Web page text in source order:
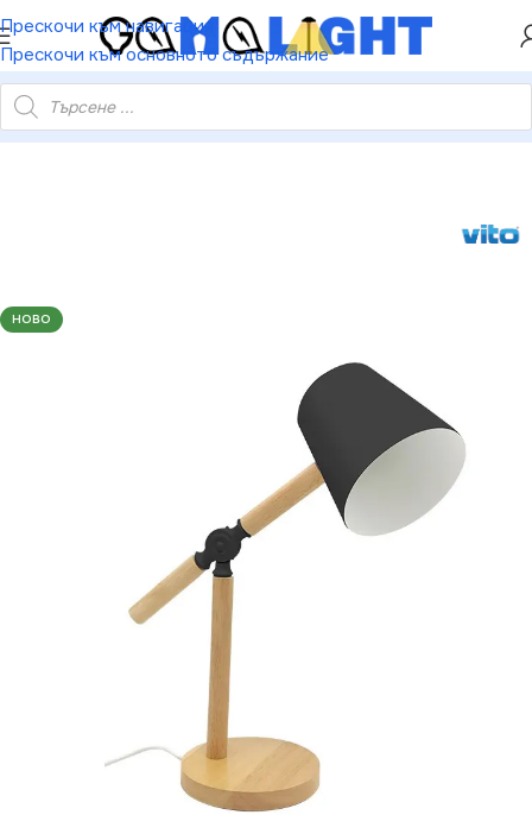
Прескочи към навигация
Прескочи към основното съдържание
НАМАЛЕНИЕ ОТ 5%
LAMP PINOCCHIO E27 BLACK WOOD BASE WITHOUT BULB
НОВО